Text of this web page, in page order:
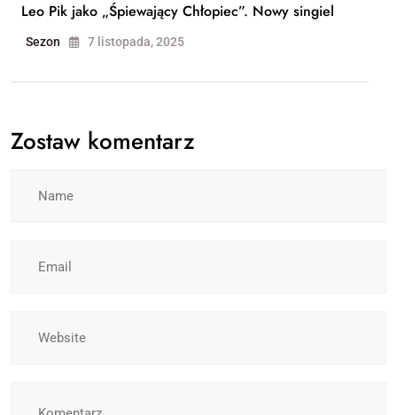
Leo Pik jako „Śpiewający Chłopiec”. Nowy singiel
Sezon 7 listopada, 2025
Zostaw komentarz